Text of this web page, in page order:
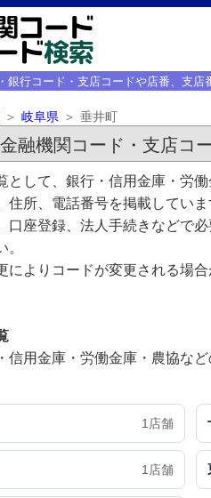
銀行コード・支店コードや店番、支店
岐阜県 垂井町
融機関コード・支店コ
として、銀行・信用金庫・労
住所、電話番号を掲載していま
口座登録、法人手続きなどで
によりコードが変更される場
信用金庫・労働金庫・農協な
1店舗
1店舗